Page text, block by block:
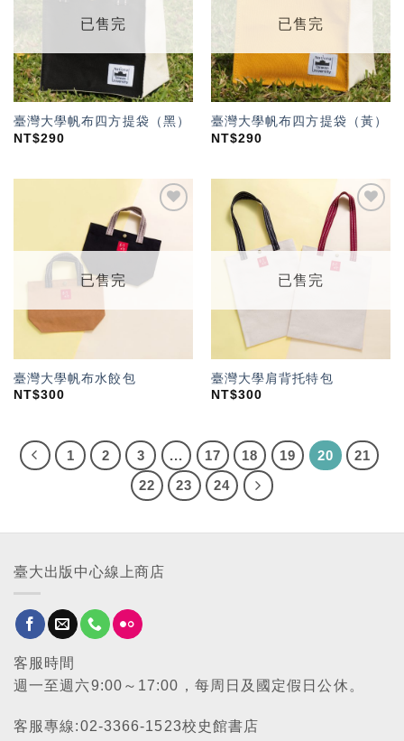
已售完
臺灣大學帆布四方提袋（黑）
NT$290
已售完
臺灣大學帆布四方提袋（黃）
NT$290
望輕
已售完
臺灣大學帆布水餃包
NT$300
望輕
已售完
臺灣大學肩背托特包
NT$300
1 2 3 ... 17 18 19 20
21
22
23 24
臺大出版中心線上商店
客服時間
週一至週六9:00～17:00，每周日及國定假日公休。
客服專線:02-3366-1523校史館書店